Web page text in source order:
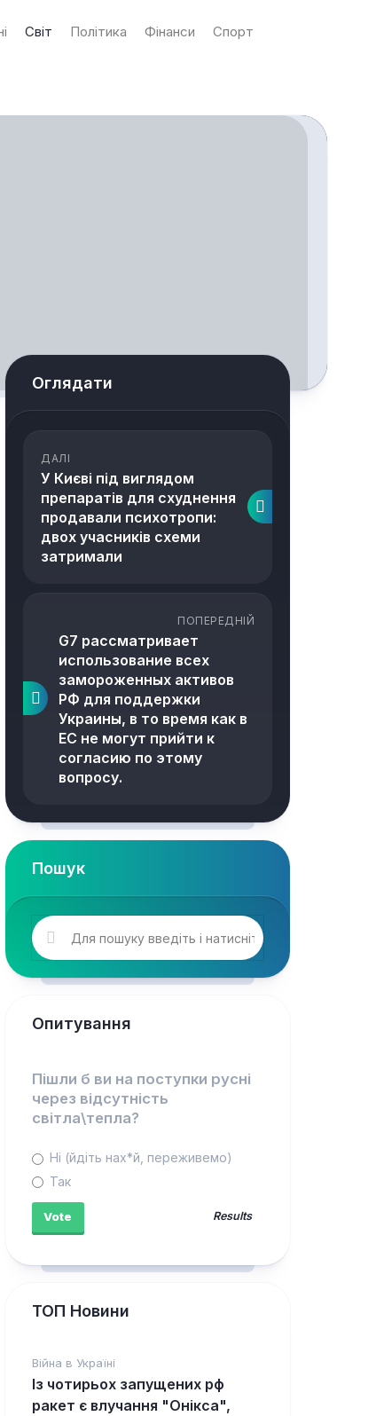
Світ Політика Фінанси
Спорт
Оглядати
ДАЛІ
У Києві під виглядом
препаратів для схуднення
продавали психотропи:
двох учасників схеми
затримали
ПОПЕРЕДНІЙ
G7 рассматривает
использование всех
замороженных активов
РФ для поддержки
Украины, в то время как в
ЕС не могут прийти к
согласию по этому
вопросу.
Пошук
Опитування
Пішли б ви на поступки русні
через відсутність
світла\тепла?
Ні (йдіть нах*й, переживемо)
Так
Results
ТОП Новини
Війна в Україні
Із чотирьох запущених рф
ракет є влучання "Онікса",